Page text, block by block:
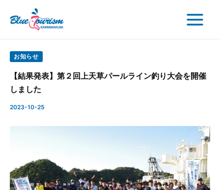
Menu
お知らせ
【結果発表】第２回上天草パールライン釣り大会を開催
しました
2023-10-25
navigation
索